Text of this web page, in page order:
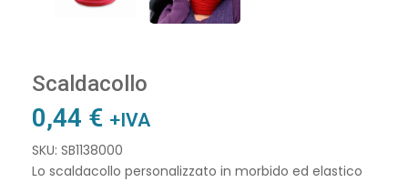
Scaldacollo
0,44 € +IVA
SKU: SB1138000
Lo scaldacollo personalizzato in morbido ed elastico